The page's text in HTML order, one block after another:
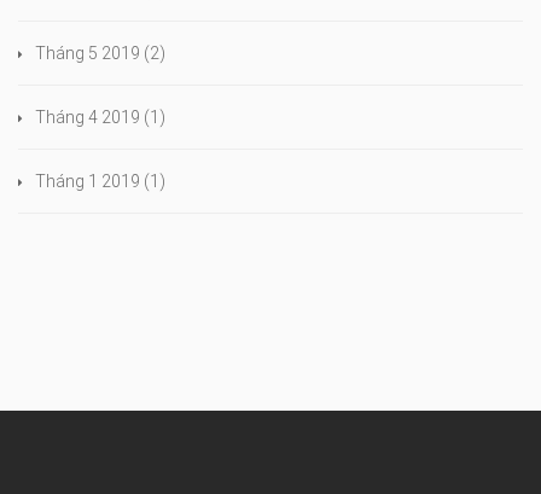
Tháng 5 2019 (2)
Tháng 4 2019 (1)
Tháng 1 2019 (1)